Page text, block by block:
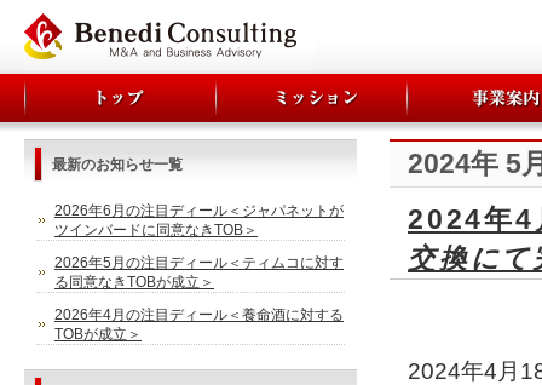
2024年 5
2024年4
交換にて
2024年4月
最新のお知らせ一覧
2026年6月の注目ディール＜ジャパネットが
ツインバードに同意なきTOB＞
2026年5月の注目ディール＜ティムコに対す
る同意なきTOBが成立＞
2026年4月の注目ディール＜養命酒に対する
TOBが成立＞